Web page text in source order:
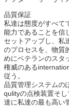
品質保証
私達は態度がすべて
能力であることを信
セットアップし、私
のプロセスを、物質
めにベテランのスタ
権威のある
従う。
品質管理システムの
qulityの点検装置そ
達に私達の最も高い